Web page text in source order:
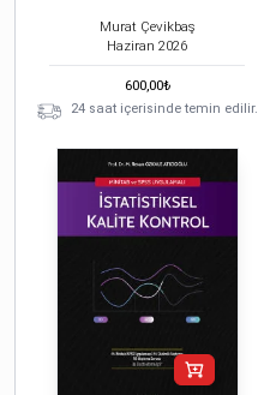
Murat Çevikbaş
Haziran 2026
600,00₺
24 saat içerisinde temin edilir.